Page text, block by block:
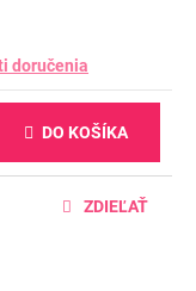
doručenia
DO KOŠÍKA
ZDIEĽAŤ